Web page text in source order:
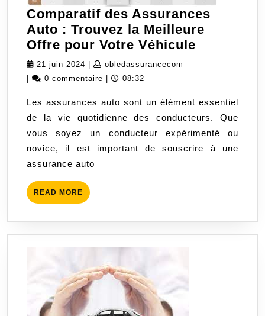
Comparatif des Assurances
Auto : Trouvez la Meilleure
Offre pour Votre Véhicule
:
Trouvez
la
Meilleure
21 juin 2024 21
juin
obledassurancecom
0 commentaire 08:32
Les assurances auto sont un élément essentiel
de la vie quotidienne des conducteurs. Que
vous soyez un conducteur expérimenté ou
novice, il est important de souscrire à une
assurance auto
READ MORE READ
MORE